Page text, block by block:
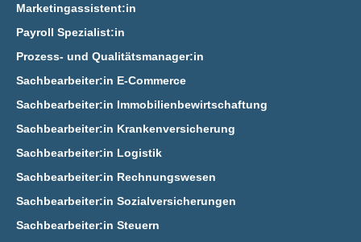
Marketingassistent:in
Payroll Spezialist:in
Prozess- und Qualitätsmanager:in
Sachbearbeiter:in E‑Commerce
Sachbearbeiter:in Immobilienbewirtschaftung
Sachbearbeiter:in Krankenversicherung
Sachbearbeiter:in Logistik
Sachbearbeiter:in Rechnungswesen
Sachbearbeiter:in Sozialversicherungen
Sachbearbeiter:in Steuern